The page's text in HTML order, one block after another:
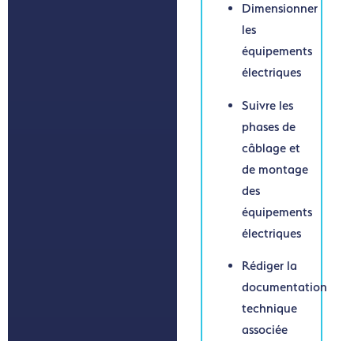
Dimensionner
les
équipements
électriques
Suivre les
phases de
câblage et
de montage
des
équipements
électriques
Rédiger la
documentation
technique
associée